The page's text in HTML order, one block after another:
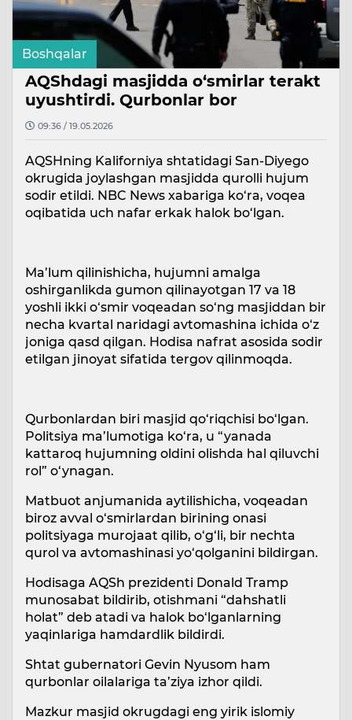
Boshqalar
AQShdagi masjidda o‘smirlar terakt
uyushtirdi. Qurbonlar bor
09:36 / 19.05.2026
AQSHning Kaliforniya shtatidagi San-Diyego
okrugida joylashgan masjidda qurolli hujum
sodir etildi. NBC News xabariga ko‘ra, voqea
oqibatida uch nafar erkak halok bo‘lgan.
Ma’lum qilinishicha, hujumni amalga
oshirganlikda gumon qilinayotgan 17 va 18
yoshli ikki o‘smir voqeadan so‘ng masjiddan bir
necha kvartal naridagi avtomashina ichida o‘z
joniga qasd qilgan. Hodisa nafrat asosida sodir
etilgan jinoyat sifatida tergov qilinmoqda.
Qurbonlardan biri masjid qo‘riqchisi bo‘lgan.
Politsiya ma’lumotiga ko‘ra, u “yanada
kattaroq hujumning oldini olishda hal qiluvchi
rol” o‘ynagan.
Matbuot anjumanida aytilishicha, voqeadan
biroz avval o‘smirlardan birining onasi
politsiyaga murojaat qilib, o‘g‘li, bir nechta
qurol va avtomashinasi yo‘qolganini bildirgan.
Hodisaga AQSh prezidenti Donald Tramp
munosabat bildirib, otishmani “dahshatli
holat” deb atadi va halok bo‘lganlarning
yaqinlariga hamdardlik bildirdi.
Shtat gubernatori Gevin Nyusom ham
qurbonlar oilalariga ta’ziya izhor qildi.
Mazkur masjid okrugdagi eng yirik islomiy